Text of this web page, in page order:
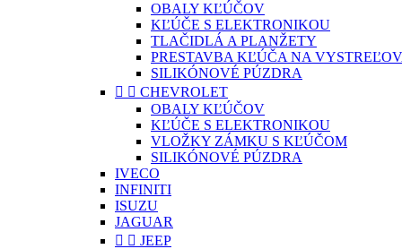
OBALY KĽÚČOV
KĽÚČE S ELEKTRONIKOU
TLAČIDLÁ A PLANŽETY
PRESTAVBA KĽÚČA NA
SILIKÓNOVÉ PÚZDRA
  CHEVROLET
OBALY KĽÚČOV
KĽÚČE S ELEKTRONIKOU
VLOŽKY ZÁMKU S KĽÚČOM
SILIKÓNOVÉ PÚZDRA
IVECO
INFINITI
ISUZU
JAGUAR
  JEEP